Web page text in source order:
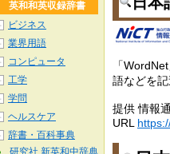
「
語などを記
提供 情報
URL
英和和英収録辞書
ビジネス
業界用語
コンピュータ
工学
学問
ヘルスケア
辞書・百科事典
研究社 新英和中辞典